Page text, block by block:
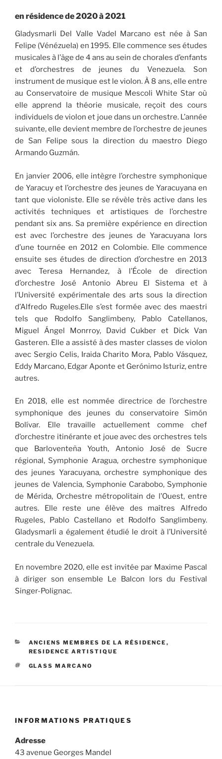
en résidence de 2020 à 2021
Gladysmarli Del Valle Vadel Marcano est née à San
Felipe (Vénézuela) en 1995. Elle commence ses études
musicales à l’âge de 4 ans au sein de chorales d’enfants
et d’orchestres de jeunes du Venezuela. Son
instrument de musique est le violon. À 8 ans, elle entre
au Conservatoire de musique Mescoli White Star où
elle apprend la théorie musicale, reçoit des cours
individuels de violon et joue dans un orchestre. L’année
suivante, elle devient membre de l’orchestre de jeunes
de San Felipe sous la direction du maestro Diego
Armando Guzmán.
En janvier 2006, elle intègre l’orchestre symphonique
de Yaracuy et l’orchestre des jeunes de Yaracuyana en
tant que violoniste. Elle se révèle très active dans les
activités techniques et artistiques de l’orchestre
pendant six ans. Sa première expérience en direction
est avec l’orchestre des jeunes de Yaracuyana lors
d’une tournée en 2012 en Colombie. Elle commence
ensuite ses études de direction d’orchestre en 2013
avec Teresa Hernandez, à l’École de direction
d’orchestre José Antonio Abreu El Sistema et à
l’Université expérimentale des arts sous la direction
d’Alfredo Rugeles.Elle s’est formée avec des maestri
tels que Rodolfo Sanglimbeny, Pablo Catellanos,
Miguel Ángel Monrroy, David Cukber et Dick Van
Gasteren. Elle a assisté à des master classes de violon
avec Sergio Celis, Iraida Charito Mora, Pablo Vásquez,
Eddy Marcano, Edgar Aponte et Gerónimo Isturiz, entre
autres.
En 2018, elle est nommée directrice de l’orchestre
symphonique des jeunes du conservatoire Simón
Bolívar. Elle travaille actuellement comme chef
d’orchestre itinérante et joue avec des orchestres tels
que Barloventeña Youth, Antonio José de Sucre
régional, Symphonie Aragua, orchestre symphonique
des jeunes Yaracuyana, orchestre symphonique des
jeunes de Valencia, Symphonie Carabobo, Symphonie
de Mérida, Orchestre métropolitain de l’Ouest, entre
autres. Elle reste une élève des maîtres Alfredo
Rugeles, Pablo Castellano et Rodolfo Sanglimbeny.
Gladysmarli a également étudié le droit à l’Université
centrale du Venezuela.
En novembre 2020, elle est invitée par Maxime Pascal
à diriger son ensemble Le Balcon lors du Festival
Singer-Polignac.
CATÉGORIES
ANCIENS MEMBRES DE LA RÉSIDENCE ,
RESIDENCE ARTISTIQUE
ÉTIQUETTES
GLASS MARCANO
INFORMATIONS PRATIQUES
Adresse
43 avenue Georges Mandel